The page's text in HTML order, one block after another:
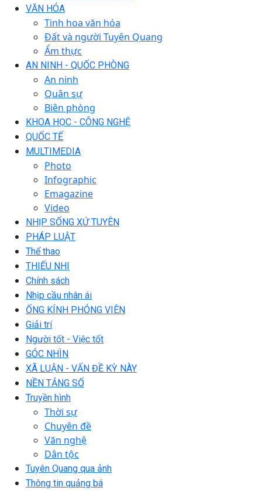
VĂN HÓA
Tinh hoa văn hóa
Đất và người Tuyên Quang
Ẩm thực
AN NINH - QUỐC PHÒNG
An ninh
Quân sự
Biên phòng
KHOA HỌC - CÔNG NGHỆ
QUỐC TẾ
MULTIMEDIA
Photo
Infographic
Emagazine
Video
NHỊP SỐNG XỨ TUYÊN
PHÁP LUẬT
Thể thao
THIẾU NHI
Chính sách
Nhịp cầu nhân ái
ỐNG KÍNH PHÓNG VIÊN
Giải trí
Người tốt - Việc tốt
GÓC NHÌN
XÃ LUẬN - VẤN ĐỀ KỲ NÀY
NỀN TẢNG SỐ
Truyền hình
Thời sự
Chuyên đề
Văn nghệ
Dân tộc
Tuyên Quang qua ảnh
Thông tin quảng bá